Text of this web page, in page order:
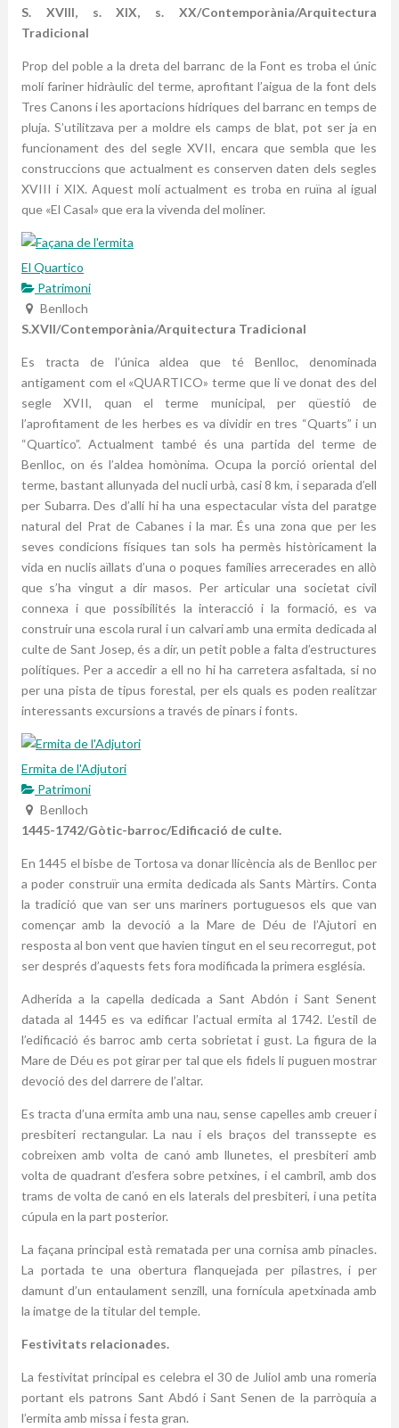
S. XVIII, s. XIX, s. XX/Contemporània/Arquitectura
Tradicional
Prop del poble a la dreta del barranc de la Font es troba el únic
molí fariner hidràulic del terme, aprofitant l’aigua de la font dels
Tres Canons i les aportacions hídriques del barranc en temps de
pluja. S’utilitzava per a moldre els camps de blat, pot ser ja en
funcionament des del segle XVII, encara que sembla que les
construccions que actualment es conserven daten dels segles
XVIII i XIX. Aquest molí actualment es troba en ruïna al igual
que «El Casal» que era la vivenda del moliner.
El Quartico
Patrimoni
Benlloch
S.XVII/Contemporània/Arquitectura Tradicional
Es tracta de l’única aldea que té Benlloc, denominada
antigament com el «QUARTICO» terme que li ve donat des del
segle XVII, quan el terme municipal, per qüestió de
l’aprofitament de les herbes es va dividir en tres “Quarts” i un
“Quartico”. Actualment també és una partida del terme de
Benlloc, on és l’aldea homònima. Ocupa la porció oriental del
terme, bastant allunyada del nucli urbà, casi 8 km, i separada d’ell
per Subarra. Des d’allí hi ha una espectacular vista del paratge
natural del Prat de Cabanes i la mar. És una zona que per les
seves condicions físiques tan sols ha permès històricament la
vida en nuclis aïllats d’una o poques famílies arrecerades en allò
que s’ha vingut a dir masos. Per articular una societat civil
connexa i que possibilités la interacció i la formació, es va
construir una escola rural i un calvari amb una ermita dedicada al
culte de Sant Josep, és a dir, un petit poble a falta d’estructures
polítiques. Per a accedir a ell no hi ha carretera asfaltada, si no
per una pista de tipus forestal, per els quals es poden realitzar
interessants excursions a través de pinars i fonts.
Ermita de l'Adjutori
Patrimoni
Benlloch
1445-1742/Gòtic-barroc/Edificació de culte.
En 1445 el bisbe de Tortosa va donar llicència als de Benlloc per
a poder construïr una ermita dedicada als Sants Màrtirs. Conta
la tradició que van ser uns mariners portuguesos els que van
començar amb la devoció a la Mare de Déu de l’Ajutori en
resposta al bon vent que havien tingut en el seu recorregut, pot
ser després d’aquests fets fora modificada la primera església.
Adherida a la capella dedicada a Sant Abdón i Sant Senent
datada al 1445 es va edificar l’actual ermita al 1742. L’estil de
l’edificació és barroc amb certa sobrietat i gust. La figura de la
Mare de Déu es pot girar per tal que els fidels li puguen mostrar
devoció des del darrere de l’altar.
Es tracta d’una ermita amb una nau, sense capelles amb creuer i
presbiteri rectangular. La nau i els braços del transsepte es
cobreixen amb volta de canó amb llunetes, el presbiteri amb
volta de quadrant d’esfera sobre petxines, i el cambril, amb dos
trams de volta de canó en els laterals del presbiteri, i una petita
cúpula en la part posterior.
La façana principal està rematada per una cornisa amb pinacles.
La portada te una obertura flanquejada per pilastres, i per
damunt d’un entaulament senzill, una fornícula apetxinada amb
la imatge de la titular del temple.
Festivitats relacionades.
La festivitat principal es celebra el 30 de Juliol amb una romeria
portant els patrons Sant Abdó i Sant Senen de la parròquia a
l’ermita amb missa i festa gran.